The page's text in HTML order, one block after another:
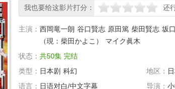
我也要给这影片打分：
很差较差 还行推荐 力荐 还
主演： 西岡竜一朗 谷口賢志 原田篤 柴田賢志 坂
（現：柴田かよこ）
マイク眞木
状态： 共50集 完结
类型： 日本剧 科幻 地区：
语言： 日语对白/中文字幕 导演：